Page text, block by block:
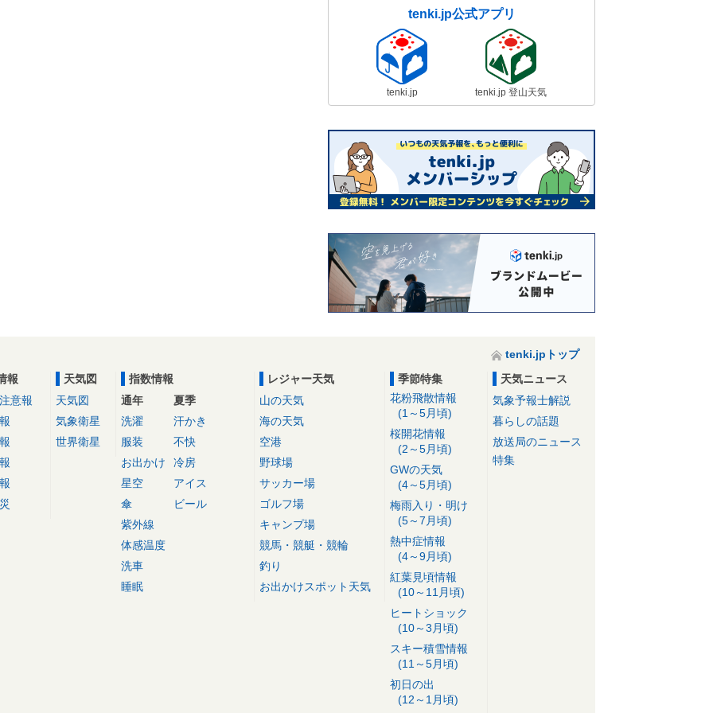
tenki.jp公式アプリ
tenki.jp tenki.jp 登山天気
tenki.jpトップ
報
意報
天気図
天気図
気象衛星
世界衛星
指数情報
通年
洗濯
服装
お出かけ
星空
傘
紫外線
体感温度
洗車
睡眠
夏季
汗かき
不快
冷房
アイス
ビール
レジャー天気
山の天気
海の天気
空港
野球場
サッカー場
ゴルフ場
キャンプ場
競馬・競艇・競輪
釣り
お出かけスポット天気
季節特集
花粉飛散情報
(1～5月頃)
桜開花情報
(2～5月頃)
GWの天気
(4～5月頃)
梅雨入り・明け
(5～7月頃)
熱中症情報
(4～9月頃)
紅葉見頃情報
(10～11月頃)
ヒートショック
(10～3月頃)
スキー積雪情報
(11～5月頃)
初日の出
(12～1月頃)
天気ニュース
気象予報士解説
暮らしの話題
放送局のニュース
特集